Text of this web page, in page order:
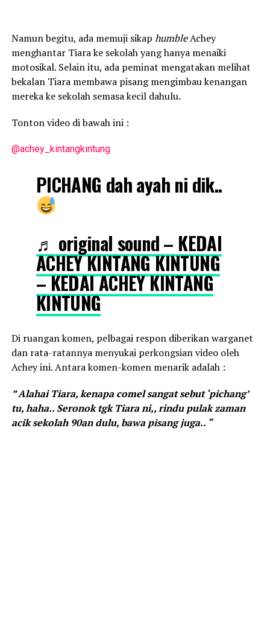
Namun begitu, ada memuji sikap humbleAchey
menghantar Tiara ke sekolah yang hanya menaiki
motosikal. Selain itu, ada peminat mengatakan melihat
bekalan Tiara membawa pisang mengimbau kenangan
mereka ke sekolah semasa kecil dahulu.
Tonton video di bawah ini :
@achey_kintangkintung
PICHANG dah ayah ni dik..
♬ original sound – KEDAI
ACHEY KINTANG KINTUNG
– KEDAI ACHEY KINTANG
KINTUNG
Di ruangan komen, pelbagai respon diberikan warganet
dan rata-ratannya menyukai perkongsian video oleh
Achey ini. Antara komen-komen menarik adalah :
” Alahai Tiara, kenapa comel sangat sebut ‘pichang’
tu, haha.. Seronok tgk Tiara ni,, rindu pulak zaman
acik sekolah 90an dulu, bawa pisang juga.. “